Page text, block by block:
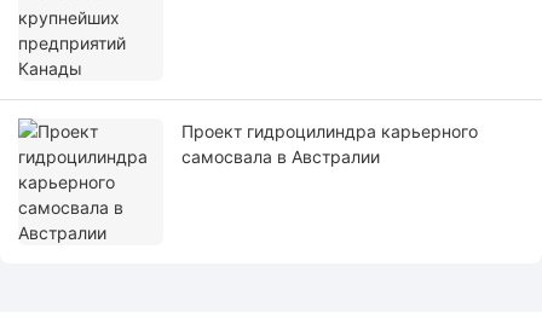
Проект гидроцилиндра карьерного
самосвала в Австралии